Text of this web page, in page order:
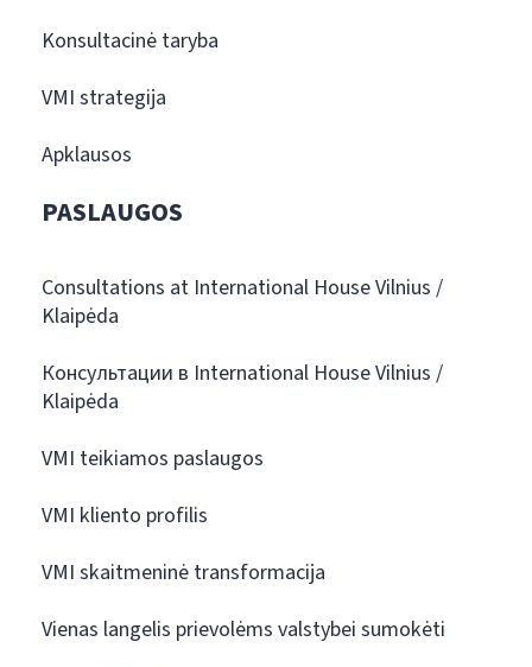
Konsultacinė taryba
VMI strategija
Apklausos
PASLAUGOS
Consultations at International House Vilnius /
Klaipėda
Консультации в International House Vilnius /
Klaipėda
VMI teikiamos paslaugos
VMI kliento profilis
VMI skaitmeninė transformacija
Vienas langelis prievolėms valstybei sumokėti